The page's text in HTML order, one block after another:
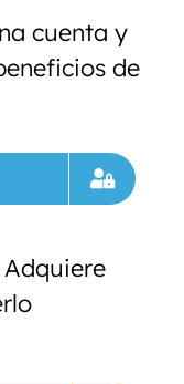
cuenta y
de
Adquiere